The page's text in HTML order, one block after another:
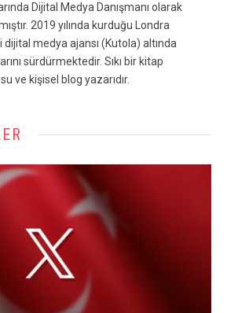
Dijital Medya Danışmanı olarak
2019 yılında kurduğu Londra
medya ajansı (Kutola) altında
sürdürmektedir. Sıkı bir kitap
ve kişisel blog yazarıdır.